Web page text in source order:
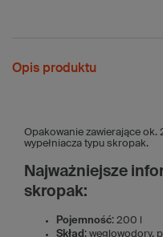
Opis produktu
Opakowanie zawierające
wypełniacza typu skropak.
Najważniejsze
skropak:
Pojemność: 200 l
Skład : węglowodory,